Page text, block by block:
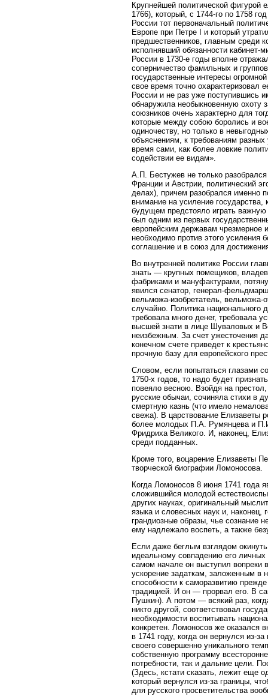
Крупнейшей политической фигурой
1766), который, с 1744-го по 1758
России тот первоначальный
Европе при Петре I и который
предшественников, главным среди
исполнявший обязанности кабинет-
России в 1730-е годы вполне
соперничество фамильных и
государственные интересы
свое время точно охарактеризовал
России и не раз уже поступившись
обнаружила необыкновенную охоту
союзников очень характерно для
которые между собою боролись и
одиночеству, но только в
объяснениям, к требованиям
время сами, как более ловкие
содействии ее видам».
А.П. Бестужев не только
Франции и Австрии, политический
делах), причем разобрался именно
внимание на усиление
будущем предстояло играть
был одним из первых
европейским державам чрезмерное
необходимо против этого усиления
соглашение и в союз для
Во внутренней политике России
знать — крупных помещиков,
фабриками и мануфактурами,
явился сенатор, генерал-
вельможа-изобретатель, вельможа-
случайно. Политика национального
требовала много денег, требовала
высшей знати в лице Шуваловых и
неизбежным. За счет ужесточения
конечном счете приведет к
прочную базу для европейского
Словом, если попытаться глазами
1750-х годов, то надо будет
повеяло весною. Взойдя на
русские обычаи, сочиняла стихи в
смертную казнь (что имело
свежа). В царствование Елизаветы
более молодых П.А. Румянцева и
Фридриха Великого. И, наконец,
среди подданных.
Кроме того, воцарение Елизаветы
творческой биографии Ломоносова.
Когда Ломоносов 8 июня 1741 года
сложившийся молодой
других науках, оригинальный
языка и словесных наук и,
грандиозные образы, чье сознание
ему надлежало воспеть, а также
Если даже беглым взглядом
идеальному совпадению его
самом начале он выступил
ускорение задаткам, заложенным в
способности к саморазвитию
традицией. И он — прорвал его. В
Пушкин). А потом — всякий раз,
никто другой, соответствовал
необходимости воспитывать
конкретен. Ломоносов же оказался
в 1741 году, когда он вернулся из-
своего совершенно уникального
собственную программу
потребности, так и дальние цели.
(Здесь, кстати сказать, лежит еще
который вернулся из-за границы,
для русского просветительства